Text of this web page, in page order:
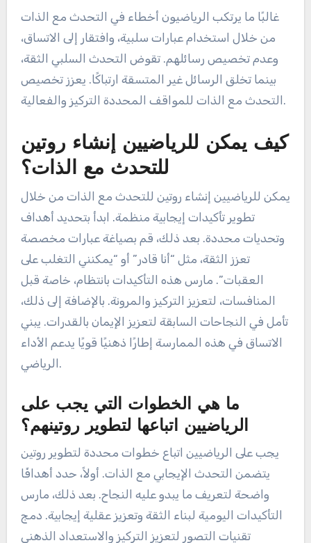
غالبًا ما يرتكب الرياضيون أخطاء في التحدث مع الذات
من خلال استخدام عبارات سلبية، وافتقار إلى الاتساق،
وعدم تخصيص رسائلهم. تقوض التحدث السلبي الثقة،
بينما تخلق الرسائل غير المتسقة ارتباكًا. يعزز تخصيص
التحدث مع الذات للمواقف المحددة التركيز والفعالية.
كيف يمكن للرياضيين إنشاء روتين
للتحدث مع الذات؟
يمكن للرياضيين إنشاء روتين للتحدث مع الذات من خلال
تطوير تأكيدات إيجابية منظمة. ابدأ بتحديد أهداف
وتحديات محددة. بعد ذلك، قم بصياغة عبارات مخصصة
تعزز الثقة، مثل “أنا قادر” أو “يمكنني التغلب على
العقبات”. مارس هذه التأكيدات بانتظام، خاصة قبل
المنافسات، لتعزيز التركيز والمرونة. بالإضافة إلى ذلك،
تأمل في النجاحات السابقة لتعزيز الإيمان بالقدرات. يبني
الاتساق في هذه الممارسة إطارًا ذهنيًا قويًا يدعم الأداء
الرياضي.
ما هي الخطوات التي يجب على
الرياضيين اتباعها لتطوير روتينهم؟
يجب على الرياضيين اتباع خطوات محددة لتطوير روتين
يتضمن التحدث الإيجابي مع الذات. أولاً، حدد أهدافًا
واضحة لتعريف ما يبدو عليه النجاح. بعد ذلك، مارس
التأكيدات اليومية لبناء الثقة وتعزيز عقلية إيجابية. دمج
تقنيات التصور لتعزيز التركيز والاستعداد الذهني